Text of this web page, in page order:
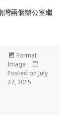
灣兩個辦公室繼
Format
Image
Posted on July
27, 2015